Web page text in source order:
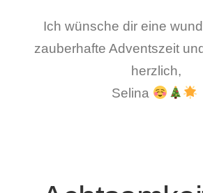
Ich wünsche dir eine
zauberhafte Adventszeit
herzlich,
Selina